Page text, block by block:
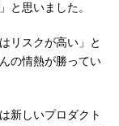
と思いました。
リスクが高い」と
の情熱が勝ってい
新しいプロダクト